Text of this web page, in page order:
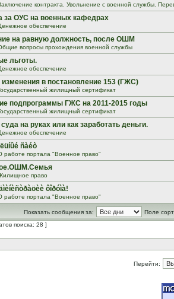
контракта. Увольнение с военной службы.
за ОУС на военных кафедрах
обеспечение
на равную должность, после ОШМ
вопросы прохождения военной службы
льготы.
обеспечение
в постановление 153 (ГЖС)
жилищный сертификат
подпрограммы ГЖС на 2011-2015 годы
жилищный сертификат
на руках или как заработать деньги.
обеспечение
ñàéò
работе портала "Военное право"
право
ôîðóìà!
работе портала "Военное право"
Показать сообщения за:
Поле
поиска: 28 ]
Перейти: